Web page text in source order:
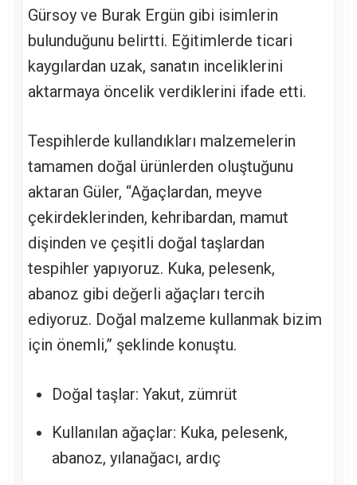
Gürsoy ve Burak Ergün gibi isimlerin
bulunduğunu belirtti. Eğitimlerde ticari
kaygılardan uzak, sanatın inceliklerini
aktarmaya öncelik verdiklerini ifade etti.
Tespihlerde kullandıkları malzemelerin
tamamen doğal ürünlerden oluştuğunu
aktaran Güler, “Ağaçlardan, meyve
çekirdeklerinden, kehribardan, mamut
dişinden ve çeşitli doğal taşlardan
tespihler yapıyoruz. Kuka, pelesenk,
abanoz gibi değerli ağaçları tercih
ediyoruz. Doğal malzeme kullanmak bizim
için önemli,” şeklinde konuştu.
Doğal taşlar: Yakut, zümrüt
Kullanılan ağaçlar: Kuka, pelesenk,
abanoz, yılanağacı, ardıç